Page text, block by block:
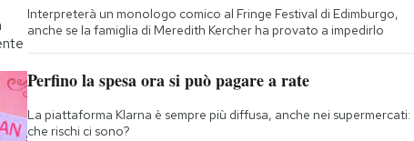
Interpreterà un monologo comico al Fringe Festival di Edimburgo,
anche se la famiglia di Meredith Kercher ha provato a impedirlo
Perfino la spesa ora si può pagare a rate
La piattaforma Klarna è sempre più diffusa, anche nei supermercati:
che rischi ci sono?